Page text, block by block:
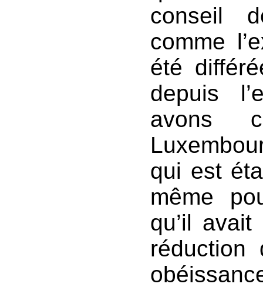
conseil
comme
été
depuis
avons
qui est
même
qu’il